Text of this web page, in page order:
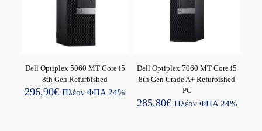
Dell Optiplex 5060 MT Core i5
8th Gen Refurbished
296,90€ Πλέον ΦΠΑ 24%
Dell Optiplex 7060 MT Core i5
8th Gen Grade A+ Refurbished
PC
285,80€ Πλέον ΦΠΑ 24%